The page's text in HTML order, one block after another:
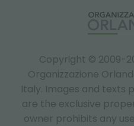
Copyright © 2009-
Organizzazione
Italy. Images and texts
are the exclusive
owner prohibits any